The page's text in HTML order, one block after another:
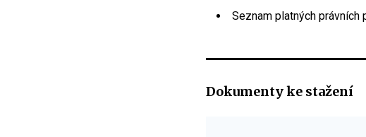
Seznam platných
Dokumenty ke stažení